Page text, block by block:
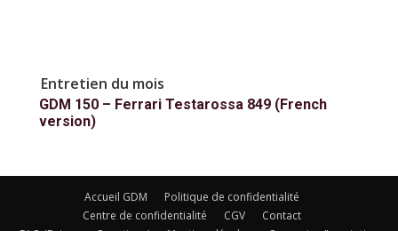
Entretien du mois
GDM 150 – Ferrari Testarossa 849 (French
version)
Accueil GDM
Politique de confidentialité
Centre de confidentialité
CGV
Contact